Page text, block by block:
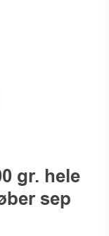
gr. hele
sep